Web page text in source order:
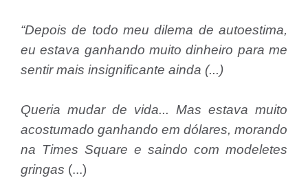
“Depois de todo meu dilema de autoestima,
eu estava ganhando muito dinheiro para me
sentir mais insignificante ainda (...)
Queria mudar de vida... Mas estava muito
acostumado ganhando em dólares, morando
na Times Square e saindo com modeletes
gringas (...)